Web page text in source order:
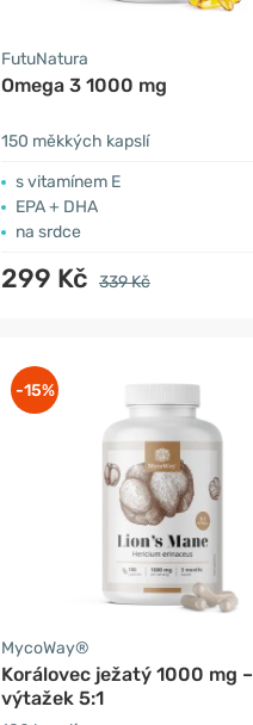
FutuNatura
Omega 3 1000 mg
150 měkkých kapslí
s vitamínem E
EPA + DHA
na srdce
299 Kč 339 Kč
-15%
MycoWay®
Korálovec ježatý 1000 mg –
výtažek 5:1